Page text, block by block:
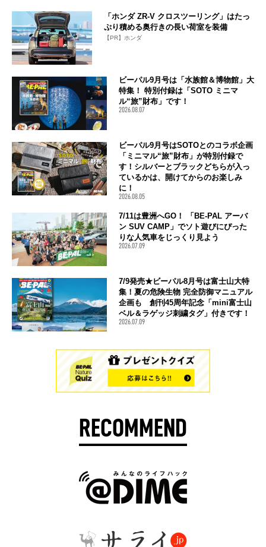
「ホンダ ZR-V クロスツーリング」はたっ
ぷり積める奥行きの長い荷室を装備
【PR】ホンダ
ビーパル9月号は「水族館＆博物館」大
特集！ 特別付録は「SOTO ミニマ
ル“旅”財布」です！
2026.08.07
ビーパル9月号はSOTOとのコラボ企画
「ミニマル“旅”財布」が特別付録で
す！シルバーとブラックどちらが入っ
ているかは、開けてからのお楽しみ
に！
2026.08.05
7/11は豊洲へGO！ 「BE-PAL アーバ
ン SUV CAMP」でソト遊びにぴった
りな人気車をじっくり見よう
2026.07.09
7/9発売★ビーパル8月号は富士山大特
集！夏の危険生物 完全防御マニュアル
企画も 創刊45周年記念「mini富士山
ベル＆ラゲッジ刺繍タグ」付きです！
2026.07.09
RECOMMEND